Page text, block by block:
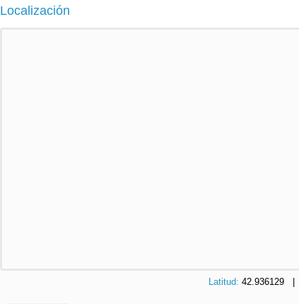
Localización
Latitud:42.936129 |